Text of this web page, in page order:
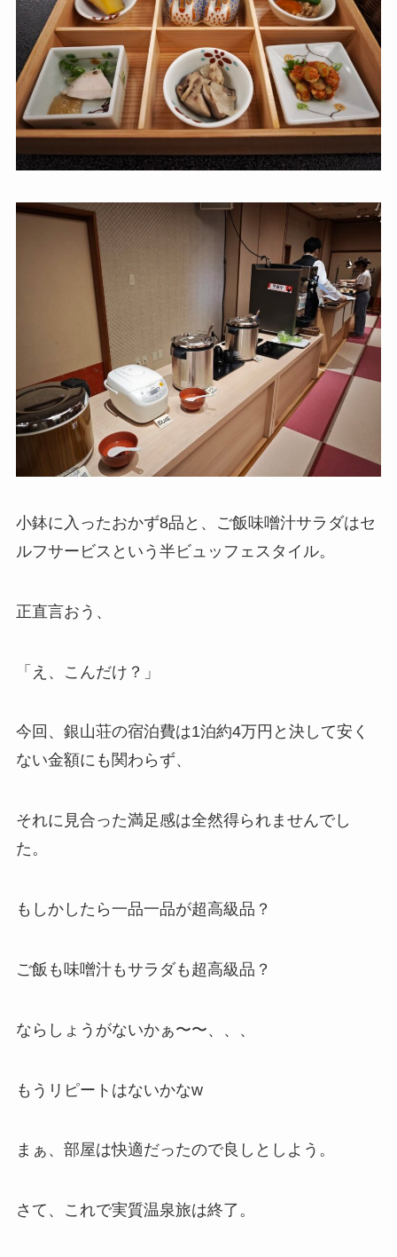
小鉢に入ったおかず8品と、ご飯味噌汁サラダはセ
ルフサービスという半ビュッフェスタイル。
正直言おう、
「え、こんだけ？」
今回、銀山荘の宿泊費は1泊約4万円と決して安く
ない金額にも関わらず、
それに見合った満足感は全然得られませんでし
た。
もしかしたら一品一品が超高級品？
ご飯も味噌汁もサラダも超高級品？
ならしょうがないかぁ〜〜、、、
もうリピートはないかなw
まぁ、部屋は快適だったので良しとしよう。
さて、これで実質温泉旅は終了。